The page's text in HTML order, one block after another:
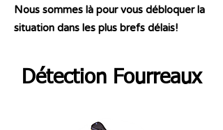
Nous sommes là pour vous débloquer la
situation dans les plus brefs délais!
Détection Fourreaux